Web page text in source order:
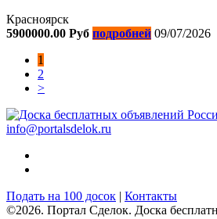
Красноярск
5900000.00 Руб подробней 09/07/2026
1
2
>
info@portalsdelok.ru
Подать на 100 досок | Контакты
©2026. Портал Сделок. Доска